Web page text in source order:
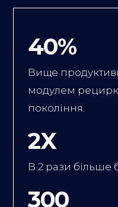
40%
Вище
модулем
покоління.
2X
В 2 рази більше
300